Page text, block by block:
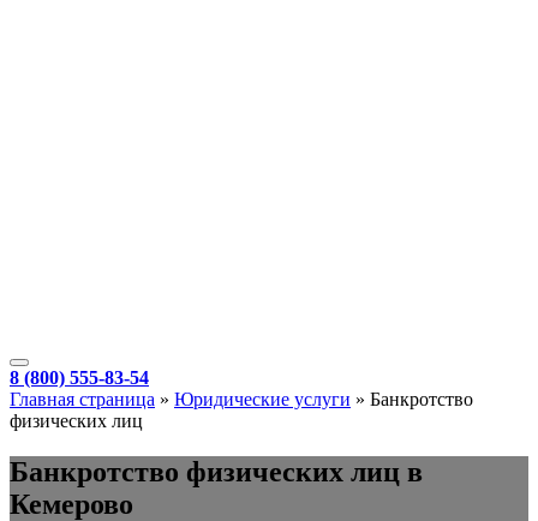
8 (800) 555-83-54
Главная страница » Юридические услуги » Банкротство
физических лиц
Банкротство физических лиц в
Кемерово